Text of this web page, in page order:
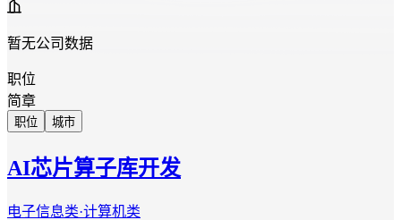
暂无公司数据
职位
简章
职位 城市
AI芯片算子库开发
电子信息类·计算机类